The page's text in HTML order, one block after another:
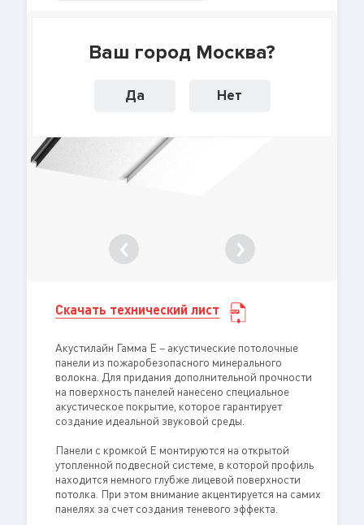
Ваш город Москва?
Да Нет
Скачать технический лист
Акустилайн Гамма E – акустические потолочные
панели из пожаробезопасного минерального
волокна. Для придания дополнительной прочности
на поверхность панелей нанесено специальное
акустическое покрытие, которое гарантирует
создание идеальной звуковой среды.
Панели с кромкой Е монтируются на открытой
утопленной подвесной системе, в которой профиль
находится немного глубже лицевой поверхности
потолка. При этом внимание акцентируется на самих
панелях за счет создания теневого эффекта.